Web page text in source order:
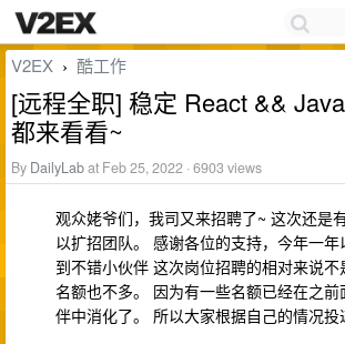
V2EX › 酷工作
[远程全职] 稳定 React &&
都来看看~
By DailyLabat Feb 25, 2022 · 6903 views
观众姥爷们，我司又来招聘了~ 这次还是
以扩招团队。 感谢各位的支持，今年一年
到不错小伙伴 这次岗位招聘的相对来说不
名额也不多。 因为有一些名额已经在之
伴中消化了。 所以大家根据自己的情况投